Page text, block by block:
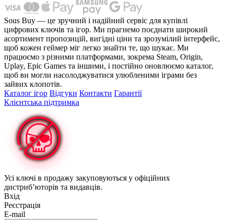
Sous Buy — це зручний і надійний сервіс для купівлі
цифрових ключів та ігор. Ми прагнемо поєднати широкий
асортимент пропозицій, вигідні ціни та зрозумілий інтерфейс,
щоб кожен геймер міг легко знайти те, що шукає. Ми
працюємо з різними платформами, зокрема Steam, Origin,
Uplay, Epic Games та іншими, і постійно оновлюємо каталог,
щоб ви могли насолоджуватися улюбленими іграми без
зайвих клопотів.
Каталог ігор Відгуки Контакти Гарантії
Клієнтська підтримка
Усі ключі в продажу закуповуються у офіційних
дистриб’юторів та видавців.
Вхід
Реєстрація
E-mail